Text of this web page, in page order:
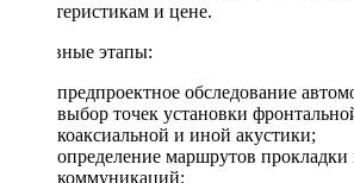
характеристикам и цене.
Основные этапы:
предпроектное обследование
выбор точек установки
коаксиальной и иной акустики;
определение маршрутов прокладки
коммуникаций;